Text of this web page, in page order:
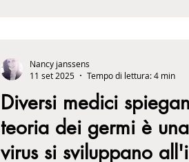
Diversi medici
teoria dei germi è
virus si sviluppano
Nancy janssens
11 set 2025
Tempo di lettura: 4 min